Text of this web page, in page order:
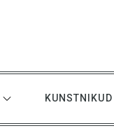
KUNSTNIKUD